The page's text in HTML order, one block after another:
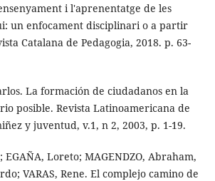
i l'aprenentatge de les
un enfocament disciplinari o a partir
Catalana de Pedagogia, 2018. p. 63-
La formación de ciudadanos en la
posible. Revista Latinoamericana de
y juventud, v.1, n 2, 2003, p. 1-19.
EGAÑA, Loreto; MAGENDZO, Abraham,
VARAS, Rene. El complejo camino de